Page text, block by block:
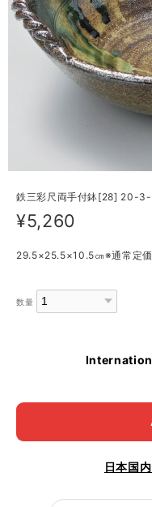
鉄三彩尺両手付鉢[28] 20-3-
¥5,260
29.5×25.5×10.5㎝※通常定価
数量
日本国